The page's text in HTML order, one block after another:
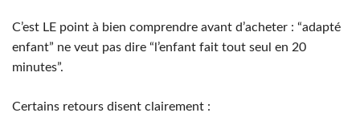
C’est LE point à bien comprendre avant d’acheter : “adapté
enfant” ne veut pas dire “l’enfant fait tout seul en 20
minutes”.
Certains retours disent clairement :